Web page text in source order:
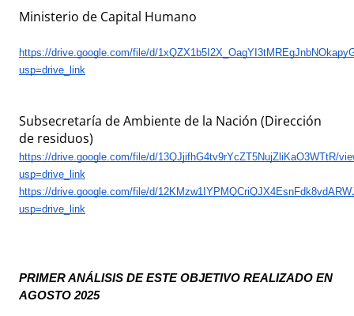
Ministerio de Capital Humano
https://drive.google.com/file/d/
usp=drive_link
Subsecretaría de Ambiente de la Nación (Dirección
de residuos)
https://drive.google.com/file/d/13QJjifhG4tv9rYcZT5NujZliKaO3WTtR/
usp=drive_link
https://drive.google.com/file/d/
usp=drive_link
PRIMER ANÁLISIS DE ESTE OBJETIVO REALIZADO EN
AGOSTO 2025